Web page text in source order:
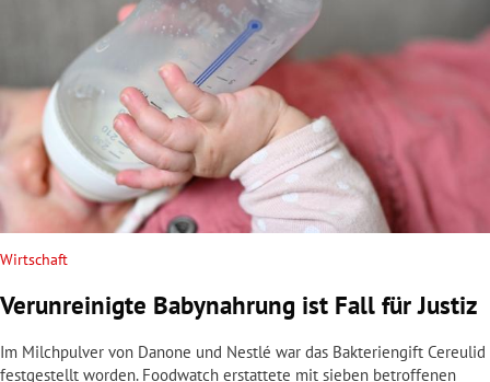
Wirtschaft
Verunreinigte Babynahrung ist Fall für Justiz
Im Milchpulver von Danone und Nestlé war das Bakteriengift Cereulid
festgestellt worden. Foodwatch erstattete mit sieben betroffenen